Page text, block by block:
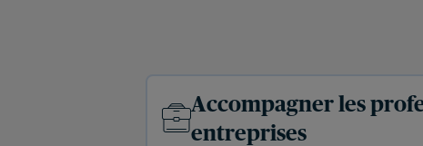
Accompagner les
entreprises